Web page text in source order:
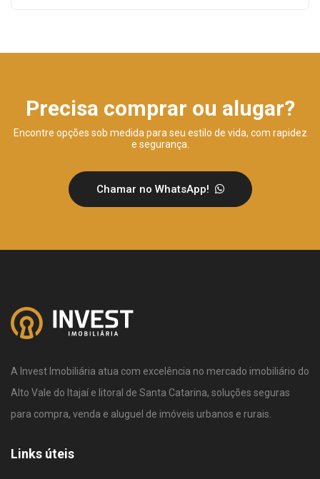
Precisa comprar ou alugar?
Encontre opções sob medida para seu estilo de vida, com rapidez
e segurança.
Chamar no WhatsApp!
A Invest Imobiliária atua com excelência no mercado imobiliário do
Alto Vale do Itajaí e litoral de Santa Catarina, soluções seguras
para compra, venda e aluguel de imóveis urbanos e rurais.
Links úteis